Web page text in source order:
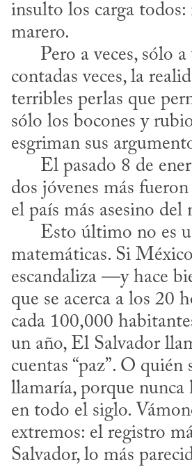
insulto los carga todos:
marero.
contadas veces, la
terribles perlas que
sólo los bocones y
esgriman sus
dos jóvenes más fueron
el país más asesino del
matemáticas. Si
escandaliza —y hace
que se acerca a los 20
cada 100,000
un año, El Salvador
cuentas “paz”. O quién
llamaría, porque nunca
en todo el siglo.
extremos: el registro
Salvador, lo más